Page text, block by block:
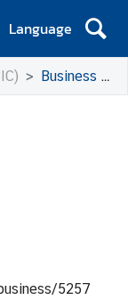
Language
Business Guide to Thailand
5257